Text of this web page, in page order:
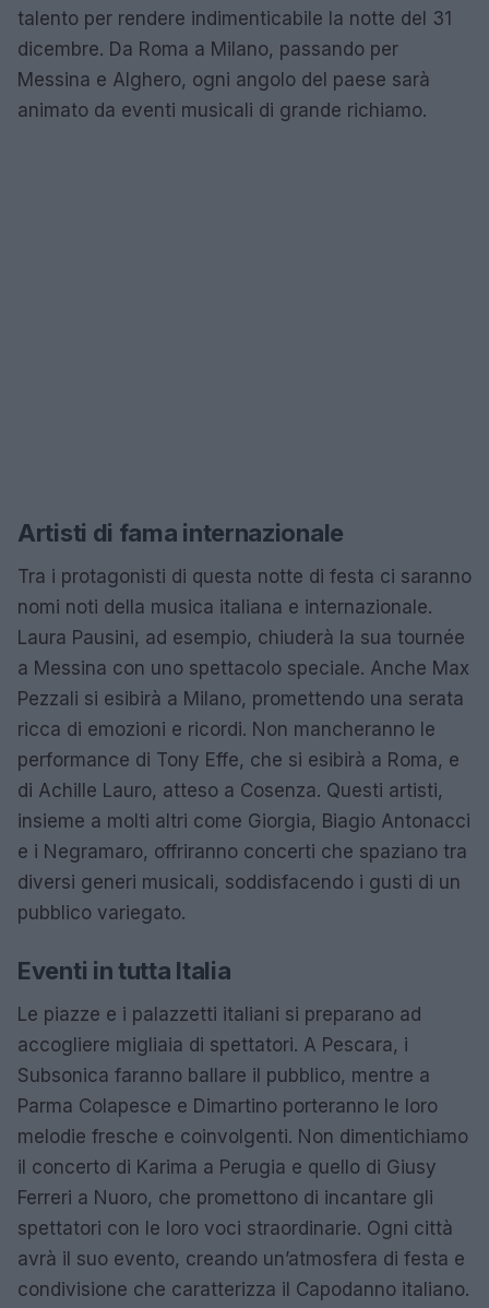
talento per rendere indimenticabile la notte del 31
dicembre. Da Roma a Milano, passando per
Messina e Alghero, ogni angolo del paese sarà
animato da eventi musicali di grande richiamo.
Artisti di fama internazionale
Tra i protagonisti di questa notte di festa ci saranno
nomi noti della musica italiana e internazionale.
Laura Pausini, ad esempio, chiuderà la sua tournée
a Messina con uno spettacolo speciale. Anche Max
Pezzali si esibirà a Milano, promettendo una serata
ricca di emozioni e ricordi. Non mancheranno le
performance di Tony Effe, che si esibirà a Roma, e
di Achille Lauro, atteso a Cosenza. Questi artisti,
insieme a molti altri come Giorgia, Biagio Antonacci
e i Negramaro, offriranno concerti che spaziano tra
diversi generi musicali, soddisfacendo i gusti di un
pubblico variegato.
Eventi in tutta Italia
Le piazze e i palazzetti italiani si preparano ad
accogliere migliaia di spettatori. A Pescara, i
Subsonica faranno ballare il pubblico, mentre a
Parma Colapesce e Dimartino porteranno le loro
melodie fresche e coinvolgenti. Non dimentichiamo
il concerto di Karima a Perugia e quello di Giusy
Ferreri a Nuoro, che promettono di incantare gli
spettatori con le loro voci straordinarie. Ogni città
avrà il suo evento, creando un’atmosfera di festa e
condivisione che caratterizza il Capodanno italiano.